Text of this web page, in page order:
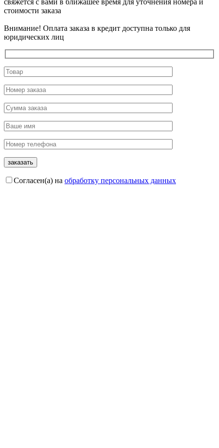
стоимости заказа
Внимание! Оплата заказа в кредит доступна только для
юридических лиц
Согласен(а) на обработку персональных данных